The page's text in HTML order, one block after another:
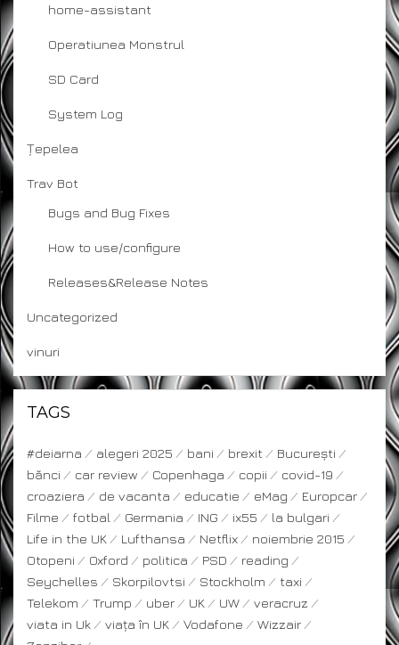
home-assistant
Operatiunea Monstrul
SD Card
System Log
Țepelea
Trav Bot
Bugs and Bug Fixes
How to use/configure
Releases&Release Notes
Uncategorized
vinuri
TAGS
#deiarna alegeri 2025 bani brexit
București
bănci
car review Copenhaga copii
covid-19
croaziera
de vacanta educatie eMag
Europcar
Filme
fotbal Germania ING ix55
la bulgari
Life in the UK
Lufthansa Netflix
noiembrie 2015
Otopeni
Oxford politica PSD
reading
Seychelles
Skorpilovtsi Stockholm
taxi
Telekom
Trump uber UK UW
veracruz
viata in Uk
viața în UK Vodafone
Wizzair